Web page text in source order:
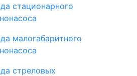
стационарного
малогабаритного
стреловых